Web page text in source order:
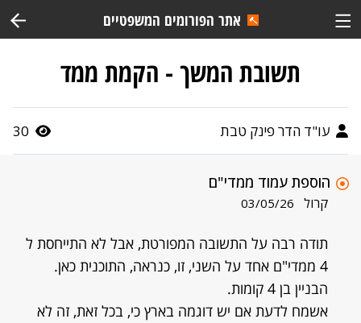
אתר הפורומים המשפטיים
תשובת המשך - הקמת ממד
עו"ד הדר פינק טבת 30
הוספת עמוד ממדי"ם
קרול 03/05/26
תודה רבה על התשובה המפורטת, אבל לא התייחסת ל
4 ממדי"ם אחד על השני, זו, כנראה, התוכנית כאן.
הבניין בן 4 קומות.
אשמח לדעת אם יש דוגמה בארץ כי, בכל זאת, זה לא